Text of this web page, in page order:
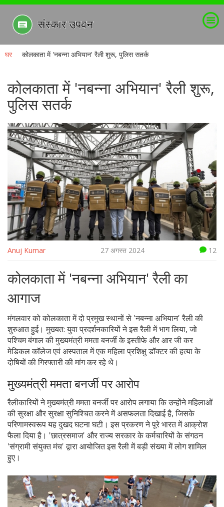
घर कोलकाता में 'नबन्ना अभियान' रैली शुरू, पुलिस सतर्क
कोलकाता में 'नबन्ना अभियान' रैली शुरू,
पुलिस सतर्क
Anuj Kumar 27 अगस्त 2024 12
कोलकाता में 'नबन्ना अभियान' रैली का
आगाज
मंगलवार को कोलकाता में दो प्रमुख स्थानों से 'नबन्ना अभियान' रैली की
शुरुआत हुई। मुख्यत: युवा प्रदर्शनकारियों ने इस रैली में भाग लिया, जो
पश्चिम बंगाल की मुख्यमंत्री ममता बनर्जी के इस्तीफे और आर जी कर
मेडिकल कॉलेज एवं अस्पताल में एक महिला प्रशिक्षु डॉक्टर की हत्या के
दोषियों की गिरफ्तारी की मांग कर रहे थे।
मुख्यमंत्री ममता बनर्जी पर आरोप
रैलीकारियों ने मुख्यमंत्री ममता बनर्जी पर आरोप लगाया कि उन्होंने महिलाओं
की सुरक्षा और सुरक्षा सुनिश्चित करने में असफलता दिखाई है, जिसके
परिणामस्वरूप यह दुखद घटना घटी। इस प्रकरण ने पूरे भारत में आक्रोश
फैला दिया है। 'छात्रसमाज' और राज्य सरकार के कर्मचारियों के संगठन
'संग्रामी संयुक्त मंच' द्वारा आयोजित इस रैली में बड़ी संख्या में लोग शामिल
हुए।